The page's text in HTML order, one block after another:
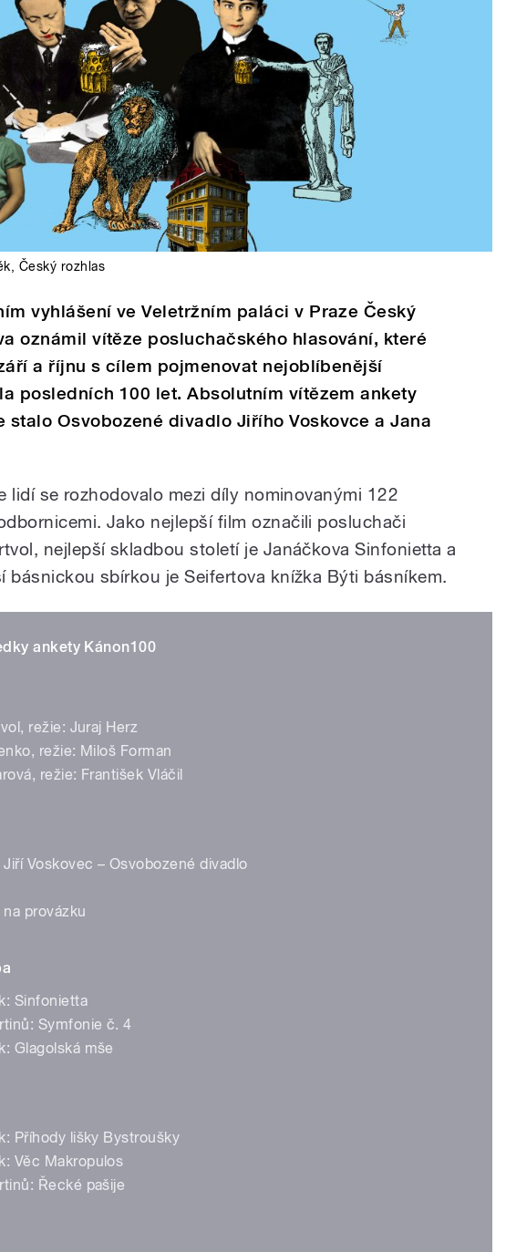
, Český rozhlas
vyhlášení ve Veletržním paláci v Praze Český
oznámil vítěze posluchačského hlasování, které
a říjnu s cílem pojmenovat nejoblíbenější
posledních 100 let. Absolutním vítězem ankety
stalo Osvobozené divadlo Jiřího Voskovce a Jana
lidí se rozhodovalo mezi díly nominovanými 122
emi. Jako nejlepší film označili posluchači
nejlepší skladbou století je Janáčkova Sinfonietta a
básnickou sbírkou je Seifertova knížka Býti básníkem.
ankety Kánon100
režie: Juraj Herz
režie: Miloš Forman
režie: František Vláčil
Voskovec – Osvobozené divadlo
provázku
Sinfonietta
Symfonie č. 4
Glagolská mše
Příhody lišky Bystroušky
Věc Makropulos
Řecké pašije